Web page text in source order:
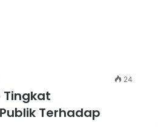
24
Tingkat
Terhadap